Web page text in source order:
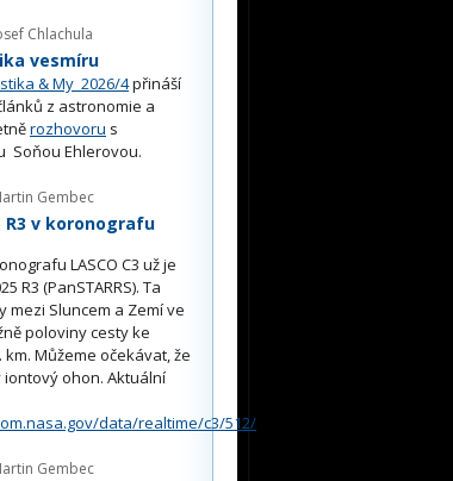
Chlachula
vesmíru
& My 2026/4přináší
z astronomie a
rozhovoru s
Soňou Ehlerovou.
Gembec
R3 v koronografu
LASCO C3 už je
R3 (PanSTARRS). Ta
mezi Sluncem a Zemí ve
poloviny cesty ke
km. Můžeme očekávat, že
ohon. Aktuální
data/realtime/c3/512/
Gembec